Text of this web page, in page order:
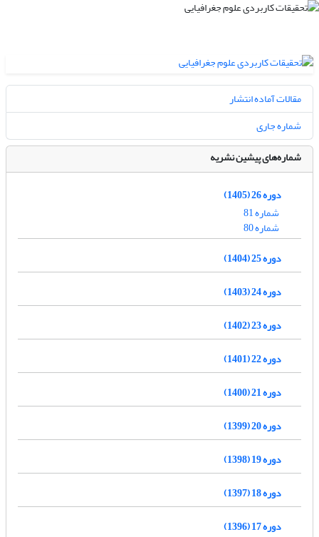
مقالات آماده انتشار
شماره جاری
شماره‌های پیشین نشریه
دوره 26 (1405)
شماره 81
شماره 80
دوره 25 (1404)
دوره 24 (1403)
دوره 23 (1402)
دوره 22 (1401)
دوره 21 (1400)
دوره 20 (1399)
دوره 19 (1398)
دوره 18 (1397)
دوره 17 (1396)